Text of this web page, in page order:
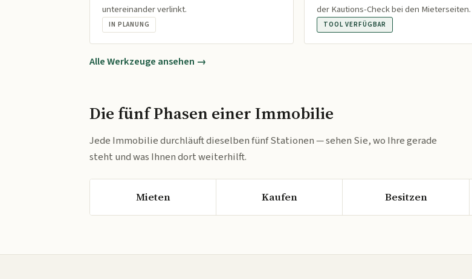
untereinander verlinkt.
IN PLANUNG
der Kautions-Check bei den Mieterseiten.
TOOL VERFÜGBAR
Alle Werkzeuge ansehen →
Die fünf Phasen einer Immobilie
Jede Immobilie durchläuft dieselben fünf Stationen — sehen Sie, wo Ihre gerade
steht und was Ihnen dort weiterhilft.
Mieten Kaufen Besitzen